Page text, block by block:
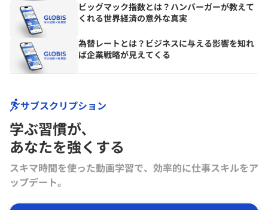
ビッグマック指数とは？ハンバーガーが教えて
くれる世界経済の意外な真実
為替レートとは？ビジネスに与える影響を知れ
ば企業戦略が見えてくる
サブスクリプション
学ぶ習慣が､
あなたを強くする
スキマ時間を使った動画学習で、効率的に仕事スキルをア
ップデート。